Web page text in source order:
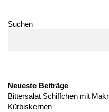
Suchen
Neueste Beiträge
Bittersalat Schiffchen mit
Kürbiskernen